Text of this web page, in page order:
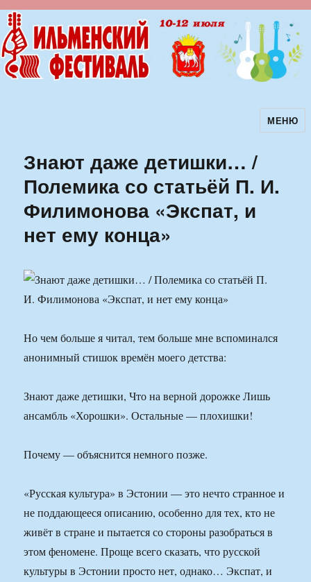
Ильменский фестиваль авторскойМЕНЮ
Знают даже детишки… /
Полемика со статьёй П. И.
Филимонова «Экспат, и
нет ему конца»
Но чем больше я читал, тем больше мне вспоминался
анонимный стишок времён моего детства:
Знают даже детишки, Что на верной дорожке Лишь
ансамбль «Хорошки». Остальные — плохишки!
Почему — объяснится немного позже.
«Русская культура» в Эстонии — это нечто странное и
не поддающееся описанию, особенно для тех, кто не
живёт в стране и пытается со стороны разобраться в
этом феномене. Проще всего сказать, что русской
культуры в Эстонии просто нет, однако… Экспат, и